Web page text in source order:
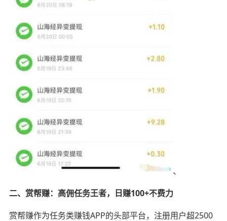
、
二、赏帮赚：高佣任务王者，日赚100+不费力
赏帮赚作为任务类赚钱APP的头部平台，注册用户超2500